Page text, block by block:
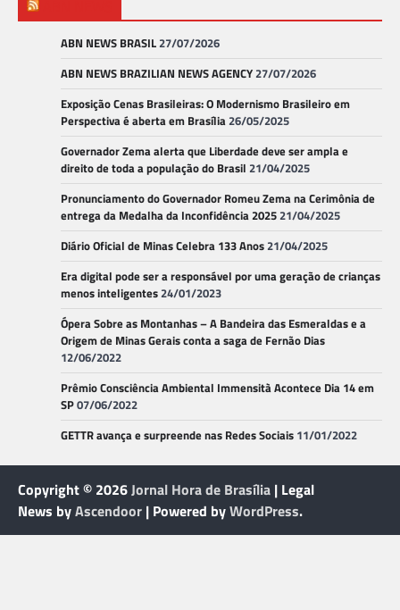
ABN NEWS BRASIL27/07/2026
ABN NEWS BRAZILIAN NEWS AGENCY27/07/2026
Exposição Cenas Brasileiras: O Modernismo Brasileiro em
Perspectiva é aberta em Brasília26/05/2025
Governador Zema alerta que Liberdade deve ser ampla e
direito de toda a população do Brasil 21/04/2025
Pronunciamento do Governador Romeu Zema na Cerimônia de
entrega da Medalha da Inconfidência 202521/04/2025
Diário Oficial de Minas Celebra 133 Anos21/04/2025
Era digital pode ser a responsável por uma geração de crianças
menos inteligentes24/01/2023
Ópera Sobre as Montanhas – A Bandeira das Esmeraldas e a
Origem de Minas Gerais conta a saga de Fernão Dias
12/06/2022
Prêmio Consciência Ambiental Immensità Acontece Dia 14 em
SP07/06/2022
GETTR avança e surpreende nas Redes Sociais 11/01/2022
Copyright © 2026Jornal Hora de Brasília | Legal
News byAscendoor | Powered byWordPress.